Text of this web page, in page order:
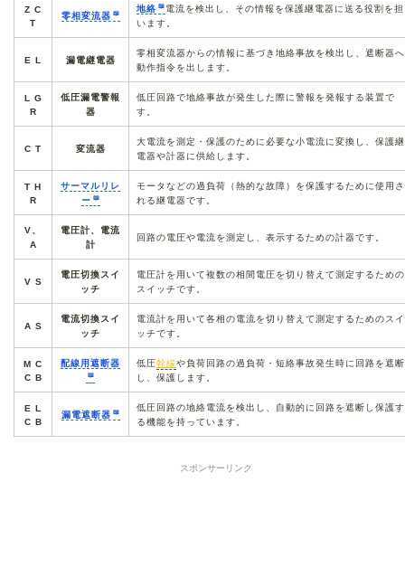
Z C
T
零相変流器
地絡
電流を検出し、その情報を保護継電器に送る役割を担
います。
E L 漏電継電器
零相変流器からの情報に基づき地絡事故を検出し、遮断器へ
動作指令を出します。
L G
R
低圧漏電警報
器
低圧回路で地絡事故が発生した際に警報を発報する装置で
す。
C T 変流器
大電流を測定・保護のために必要な小電流に変換し、保護継
電器や計器に供給します。
T H
R
サーマルリレ
ー
モータなどの過負荷（熱的な故障）を保護するために使用さ
れる継電器です。
V、
A
電圧計、電流
計
回路の電圧や電流を測定し、表示するための計器です。
V S
電圧切換スイ
ッチ
電圧計を用いて複数の相間電圧を切り替えて測定するための
スイッチです。
A S
電流切換スイ
ッチ
電流計を用いて各相の電流を切り替えて測定するためのスイ
ッチです。
M C
C B
配線用遮断器 低圧幹線や負荷回路の過負荷・短絡事故発生時に回路を遮断
し、保護します。
E L
C B
漏電遮断器
低圧回路の地絡電流を検出し、自動的に回路を遮断し保護す
る機能を持っています。
スポンサーリンク